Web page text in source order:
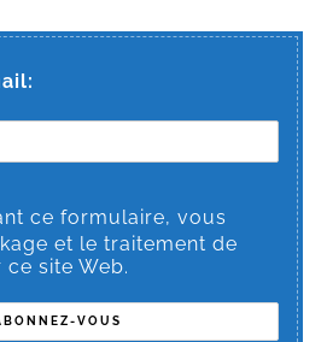
ce formulaire, vous
et le traitement de
site Web.